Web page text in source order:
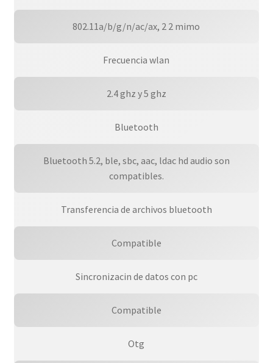
802.11a/b/g/n/ac/ax, 2 2 mimo
Frecuencia wlan
2.4 ghz y 5 ghz
Bluetooth
Bluetooth 5.2, ble, sbc, aac, ldac hd audio son
compatibles.
Transferencia de archivos bluetooth
Compatible
Sincronizacin de datos con pc
Compatible
Otg